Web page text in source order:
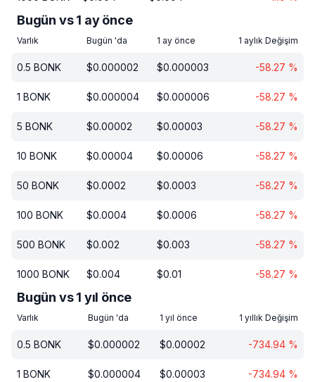
Bugün vs 1 ay önce
Varlık Bugün 'da 1 ay önce 1 aylık Değişim
0.5 BONK $0.000002 $0.000003 -58.27 %
1 BONK $0.000004 $0.000006 -58.27 %
5 BONK $0.00002 $0.00003 -58.27 %
10 BONK $0.00004 $0.00006 -58.27 %
50 BONK $0.0002 $0.0003 -58.27 %
100 BONK $0.0004 $0.0006 -58.27 %
500 BONK $0.002 $0.003 -58.27 %
1000 BONK $0.004 $0.01 -58.27 %
Bugün vs 1 yıl önce
Varlık Bugün 'da 1 yıl önce 1 yıllık Değişim
0.5 BONK $0.000002 $0.00002 -734.94 %
1 BONK $0.000004 $0.00003 -734.94 %